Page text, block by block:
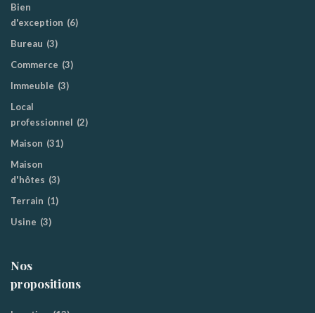
Bien
d'exception (6)
Bureau (3)
Commerce (3)
Immeuble (3)
Local
professionnel (2)
Maison (31)
Maison
d'hôtes (3)
Terrain (1)
Usine (3)
Nos
propositions